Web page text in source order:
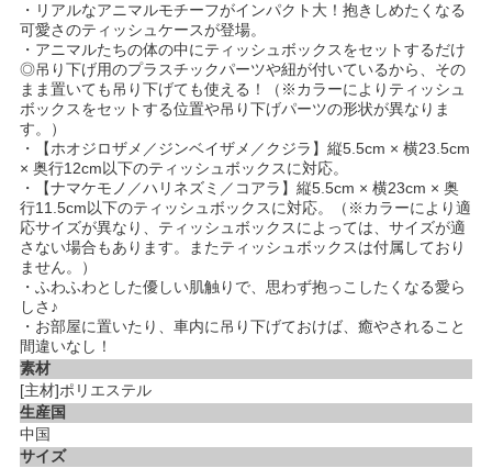
・リアルなアニマルモチーフがインパクト大！抱きしめたくなる
可愛さのティッシュケースが登場。
・アニマルたちの体の中にティッシュボックスをセットするだけ
◎吊り下げ用のプラスチックパーツや紐が付いているから、その
まま置いても吊り下げても使える！（※カラーによりティッシュ
ボックスをセットする位置や吊り下げパーツの形状が異なりま
す。）
・【ホオジロザメ／ジンベイザメ／クジラ】縦5.5cm × 横23.5cm
× 奥行12cm以下のティッシュボックスに対応。
・【ナマケモノ／ハリネズミ／コアラ】縦5.5cm × 横23cm × 奥
行11.5cm以下のティッシュボックスに対応。（※カラーにより適
応サイズが異なり、ティッシュボックスによっては、サイズが適
さない場合もあります。またティッシュボックスは付属しており
ません。）
・ふわふわとした優しい肌触りで、思わず抱っこしたくなる愛ら
しさ♪
・お部屋に置いたり、車内に吊り下げておけば、癒やされること
間違いなし！
素材
[主材]ポリエステル
生産国
中国
サイズ